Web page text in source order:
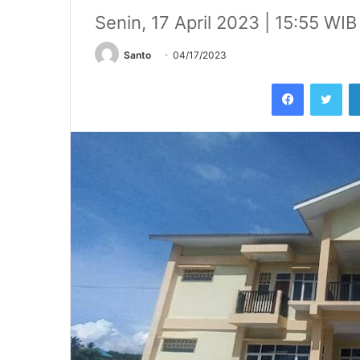
Senin, 17 April 2023 | 15:55 WIB
Santo 04/17/2023
Facebook